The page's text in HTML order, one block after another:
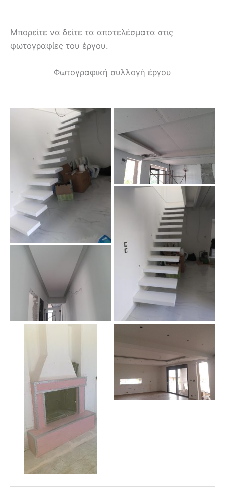
Μπορείτε να δείτε τα αποτελέσματα στις
φωτογραφίες του έργου.
Φωτογραφική συλλογή έργου